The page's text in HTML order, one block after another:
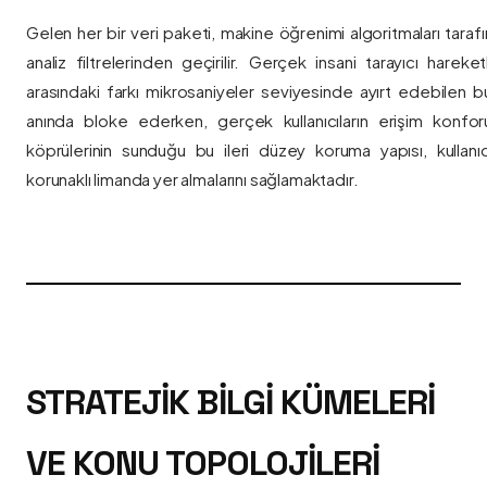
Gelen her bir veri paketi, makine öğrenimi algoritmaları
analiz filtrelerinden geçirilir. Gerçek insani tarayıcı
arasındaki farkı mikrosaniyeler seviyesinde ayırt edebilen
anında bloke ederken, gerçek kullanıcıların erişim
köprülerinin sunduğu bu ileri düzey koruma yapısı,
korunaklı limanda yer almalarını sağlamaktadır.
STRATEJIK BILGI KÜMELERI
VE KONU TOPOLOJILERI